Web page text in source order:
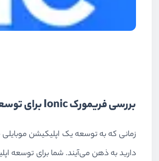
بررسی فریمورک Ionic برای توسعه اپلیکیشن‌های موبایل